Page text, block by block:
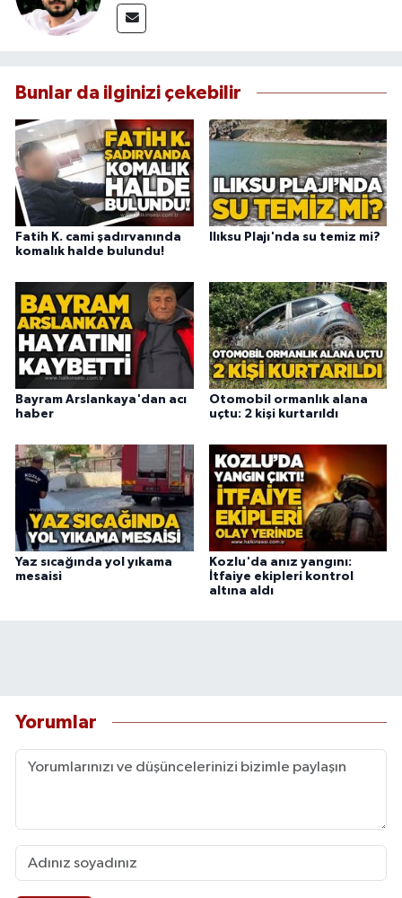
Bunlar da ilginizi çekebilir
Fatih K. cami şadırvanında
komalık halde bulundu!
Ilıksu Plajı'nda su temiz mi?
Bayram Arslankaya'dan acı
haber
Otomobil ormanlık alana
uçtu: 2 kişi kurtarıldı
Yaz sıcağında yol yıkama
mesaisi
Kozlu'da anız yangını:
İtfaiye ekipleri kontrol
altına aldı
Yorumlar